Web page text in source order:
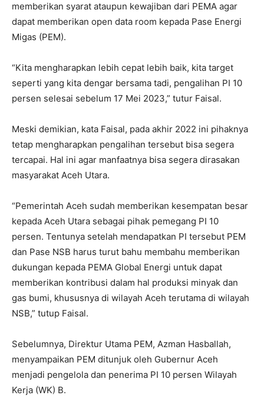
memberikan syarat ataupun kewajiban dari PEMA agar
dapat memberikan open data room kepada Pase Energi
Migas (PEM).
“Kita mengharapkan lebih cepat lebih baik, kita target
seperti yang kita dengar bersama tadi, pengalihan PI 10
persen selesai sebelum 17 Mei 2023,” tutur Faisal.
Meski demikian, kata Faisal, pada akhir 2022 ini pihaknya
tetap mengharapkan pengalihan tersebut bisa segera
tercapai. Hal ini agar manfaatnya bisa segera dirasakan
masyarakat Aceh Utara.
“Pemerintah Aceh sudah memberikan kesempatan besar
kepada Aceh Utara sebagai pihak pemegang PI 10
persen. Tentunya setelah mendapatkan PI tersebut PEM
dan Pase NSB harus turut bahu membahu memberikan
dukungan kepada PEMA Global Energi untuk dapat
memberikan kontribusi dalam hal produksi minyak dan
gas bumi, khususnya di wilayah Aceh terutama di wilayah
NSB,” tutup Faisal.
Sebelumnya, Direktur Utama PEM, Azman Hasballah,
menyampaikan PEM ditunjuk oleh Gubernur Aceh
menjadi pengelola dan penerima PI 10 persen Wilayah
Kerja (WK) B.